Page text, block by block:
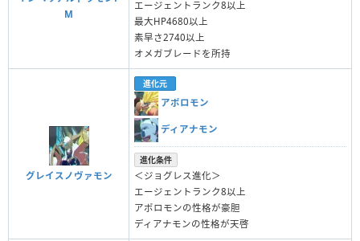
M
エージェントランク8以上
最大HP4680以上
素早さ2740以上
オメガブレードを所持
グレイスノヴァモン
進化元
アポロモン
ディアナモン
進化条件
＜ジョグレス進化＞
エージェントランク8以上
アポロモンの性格が豪胆
ディアナモンの性格が天啓